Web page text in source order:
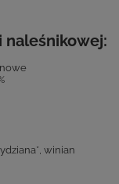
naleśnikowej:
winian